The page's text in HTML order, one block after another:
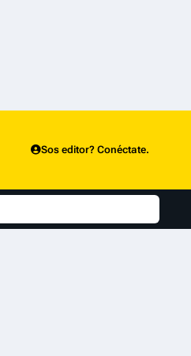
Sos editor? Conéctate.